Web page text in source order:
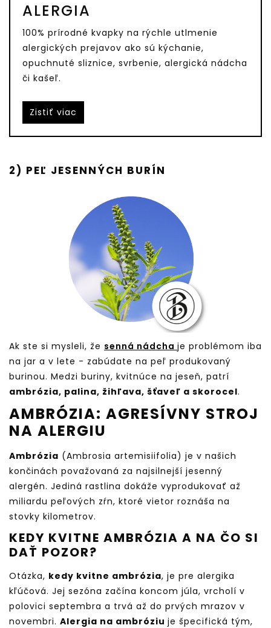
ALERGIA
100% prírodné kvapky na rýchle utlmenie
alergických prejavov ako sú kýchanie,
opuchnuté sliznice, svrbenie, alergická nádcha
či kašeľ.
Zistiť viac
2) PEĽ JESENNÝCH BURÍN
Ak ste si mysleli, že senná nádcha je problémom iba
na jar a v lete - zabúdate na peľ produkovaný
burinou. Medzi buriny, kvitnúce na jeseň, patrí
ambrózia, palina, žihľava, šťaveľ a skorocel.
AMBRÓZIA: AGRESÍVNY STROJ
NA ALERGIU
Ambrózia (Ambrosia artemisiifolia) je v našich
končinách považovaná za najsilnejší jesenný
alergén. Jediná rastlina dokáže vyprodukovať až
miliardu peľových zŕn, ktoré vietor roznáša na
stovky kilometrov.
KEDY KVITNE AMBRÓZIA A NA ČO SI
DAŤ POZOR?
Otázka, kedy kvitne ambrózia, je pre alergika
kľúčová. Jej sezóna začína koncom júla, vrcholí v
polovici septembra a trvá až do prvých mrazov v
novembri. Alergia na ambróziu je špecifická tým,